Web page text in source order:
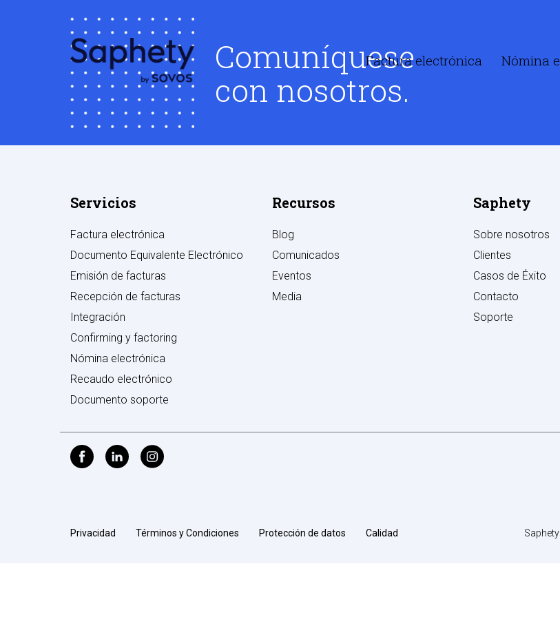
Factura electrónica Nómina
Comuníquese
con nosotros.
Servicios
Factura electrónica
Documento Equivalente Electrónico
Emisión de facturas
Recepción de facturas
Integración
Confirming y factoring
Nómina electrónica
Recaudo electrónico
Documento soporte
Recursos
Blog
Comunicados
Eventos
Media
Saphety
Sobre nosotros
Clientes
Casos de Éxito
Contacto
Soporte
Privacidad Términos y Condiciones Protección de datos Calidad